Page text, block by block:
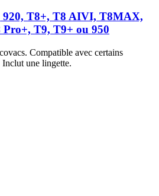
920, T8+, T8 AIVI, T8MAX,
T9, T9+ ou 950
Compatible avec certains
Inclut une lingette.